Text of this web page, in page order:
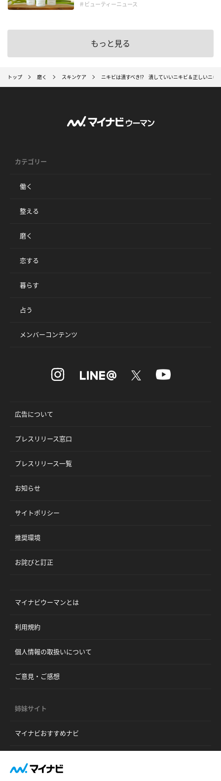
＃ビューティーニュース
もっと見る
トップ 磨く スキンケア ニキビは潰すべき!? 潰していいニキビ＆正しいニキ
カテゴリー
働く
整える
磨く
恋する
暮らす
占う
メンバーコンテンツ
広告について
プレスリリース窓口
プレスリリース一覧
お知らせ
サイトポリシー
推奨環境
お詫びと訂正
マイナビウーマンとは
利用規約
個人情報の取扱いについて
ご意見・ご感想
姉妹サイト
マイナビおすすめナビ